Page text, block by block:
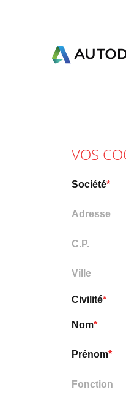
VOS
Société
Adresse
C.P.
Ville
Civilité
Nom
Prénom
Fonction